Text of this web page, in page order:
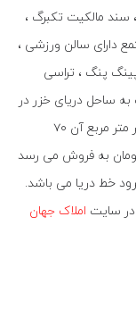
سند مالکیت تکبرگ ،
دارای سالن ورزشی ،
پینگ پنگ ، تراسی
ساحل دریای خزر در
سرخرود شمال کشور ، استان مازندران که قیمت هر متر مربع آن 70
تومان به فروش می رسد
خط دریا می باشد.
در سایت املاک جهان